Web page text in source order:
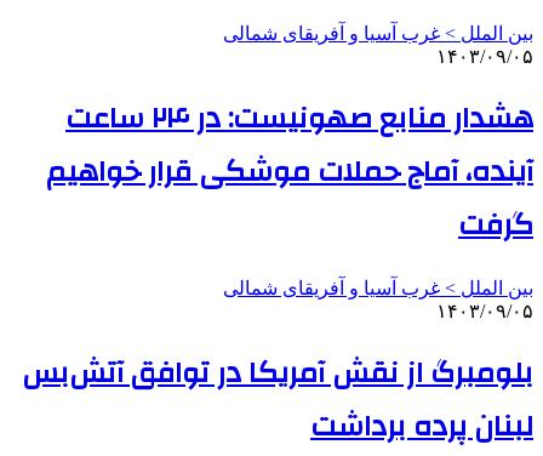
بین الملل > غرب آسیا و آفریقای شمالی
۱۴۰۳/۰۹/۰۵
هشدار منابع صهونیست: در ۲۴ ساعت
آینده، آماج حملات موشکی قرار خواهیم
گرفت
بین الملل > غرب آسیا و آفریقای شمالی
۱۴۰۳/۰۹/۰۵
بلومبرگ از نقش آمریکا در توافق آتش‌بس
لبنان پرده برداشت